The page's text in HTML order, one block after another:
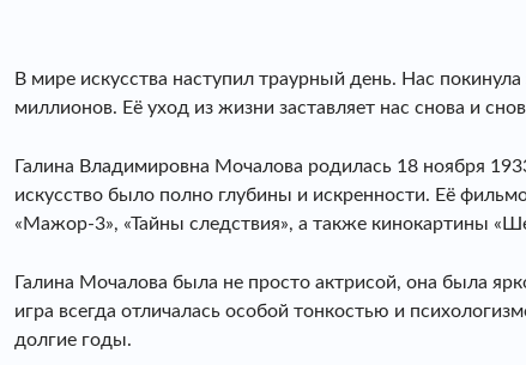
В мире искусства наступил траурный день. Нас
миллионов. Её уход из жизни заставляет нас снова и
Галина Владимировна Мочалова родилась 18 ноября
искусство было полно глубины и искренности. Её
«Мажор-3», «Тайны следствия», а также кинокартины
Галина Мочалова была не просто актрисой, она была
игра всегда отличалась особой тонкостью и
долгие годы.